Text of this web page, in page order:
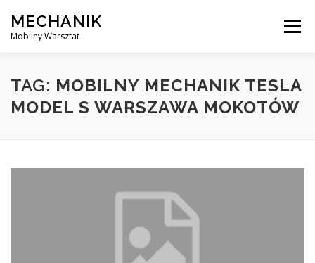
content
MECHANIK
Mobilny Warsztat
Menu
MOBILNY MECHANIK ELEKTRYK SAMOCHODOWY
TAG: MOBILNY MECHANIK TESLA
MODEL S WARSZAWA MOKOTÓW